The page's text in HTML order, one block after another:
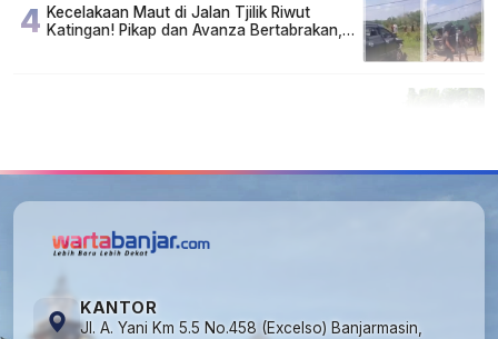
4 Kecelakaan Maut di Jalan Tjilik Riwut
Katingan! Pikap dan Avanza Bertabrakan,
KANTOR
Jl. A. Yani Km 5.5 No.458 (Excelso) Banjarmasin,